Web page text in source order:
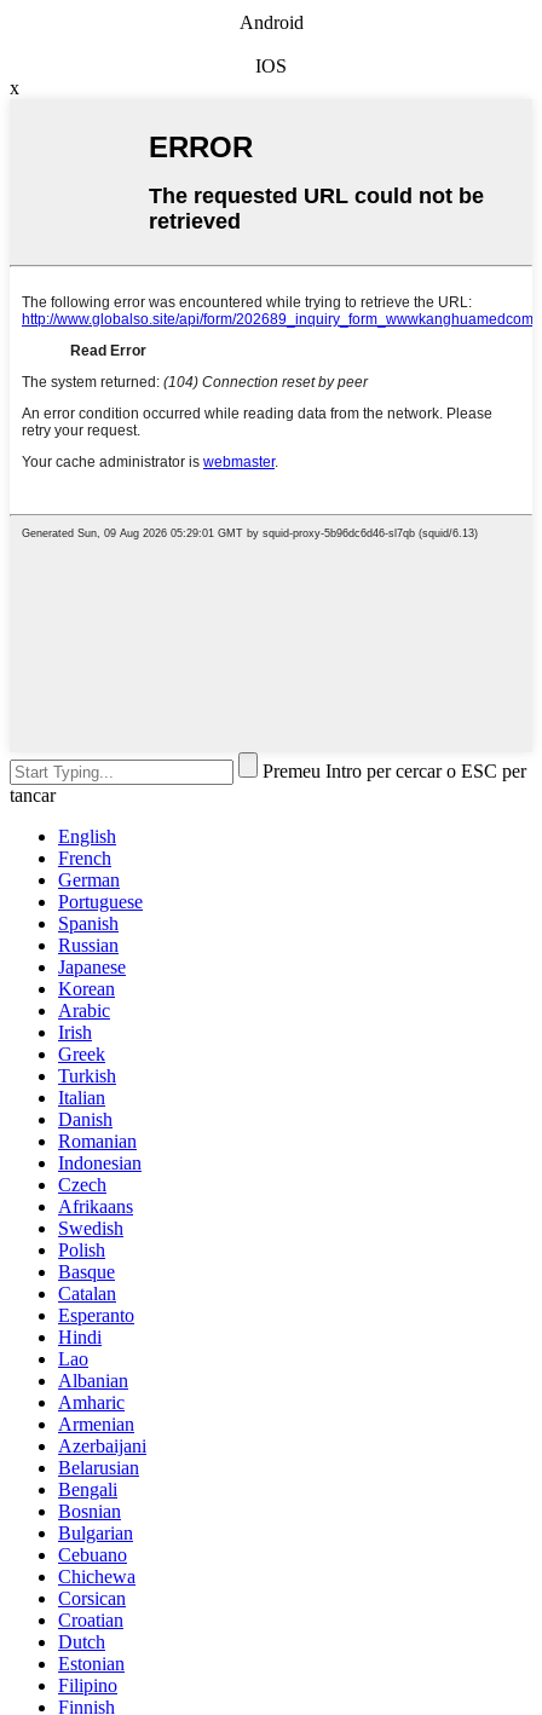
Android
IOS
x
Premeu Intro per cercar o ESC per
tancar
English
French
German
Portuguese
Spanish
Russian
Japanese
Korean
Arabic
Irish
Greek
Turkish
Italian
Danish
Romanian
Indonesian
Czech
Afrikaans
Swedish
Polish
Basque
Catalan
Esperanto
Hindi
Lao
Albanian
Amharic
Armenian
Azerbaijani
Belarusian
Bengali
Bosnian
Bulgarian
Cebuano
Chichewa
Corsican
Croatian
Dutch
Estonian
Filipino
Finnish